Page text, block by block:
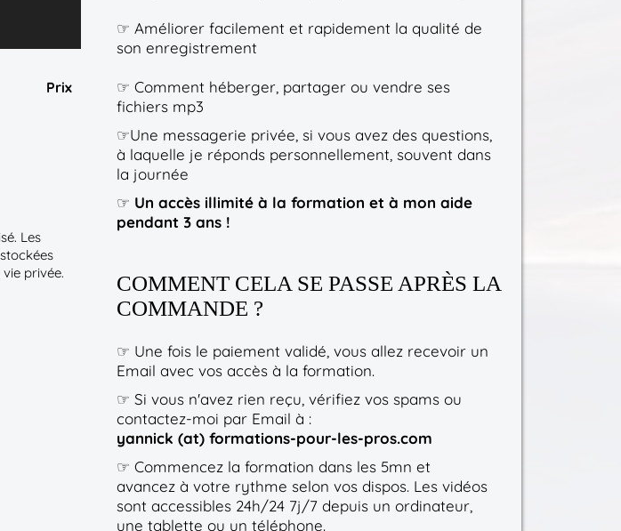
Prix
Les
privée.
☞ Améliorer facilement et rapidement la qualité de
son enregistrement
☞ Comment héberger, partager ou vendre ses
fichiers mp3
☞Une messagerie privée, si vous avez des questions,
à laquelle je réponds personnellement, souvent dans
la journée
☞ Un accès illimité à la formation et à mon aide
pendant 3 ans !
COMMENT CELA SE PASSE APRÈS LA
COMMANDE ?
☞ Une fois le paiement validé, vous allez recevoir un
Email avec vos accès à la formation.
☞ Si vous n'avez rien reçu, vérifiez vos spams ou
contactez-moi par Email à :
yannick (at) formations-pour-les-pros.com
☞ Commencez la formation dans les 5mn et
avancez à votre rythme selon vos dispos. Les vidéos
sont accessibles 24h/24 7j/7 depuis un ordinateur,
une tablette ou un téléphone.